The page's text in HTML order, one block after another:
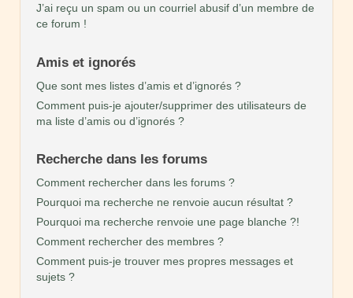
J’ai reçu un spam ou un courriel abusif d’un membre de
ce forum !
Amis et ignorés
Que sont mes listes d’amis et d’ignorés ?
Comment puis-je ajouter/supprimer des utilisateurs de
ma liste d’amis ou d’ignorés ?
Recherche dans les forums
Comment rechercher dans les forums ?
Pourquoi ma recherche ne renvoie aucun résultat ?
Pourquoi ma recherche renvoie une page blanche ?!
Comment rechercher des membres ?
Comment puis-je trouver mes propres messages et
sujets ?